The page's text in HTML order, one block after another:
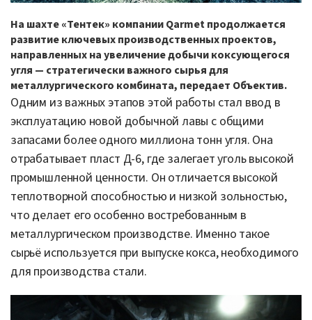
На шахте «Тентек» компании Qarmet продолжается
развитие ключевых производственных проектов,
направленных на увеличение добычи коксующегося
угля — стратегически важного сырья для
металлургического комбината, передает Объектив.
Одним из важных этапов этой работы стал ввод в
эксплуатацию новой добычной лавы с общими
запасами более одного миллиона тонн угля. Она
отрабатывает пласт Д-6, где залегает уголь высокой
промышленной ценности. Он отличается высокой
теплотворной способностью и низкой зольностью,
что делает его особенно востребованным в
металлургическом производстве. Именно такое
сырьё используется при выпуске кокса, необходимого
для производства стали.